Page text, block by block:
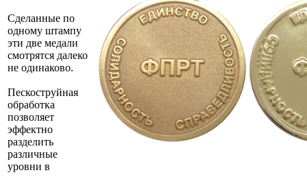
Сделанные по
одному штампу
эти две медали
смотрятся далеко
не одинаково.
Пескоструйная
обработка
позволяет
эффектно
разделить
различные
уровни в